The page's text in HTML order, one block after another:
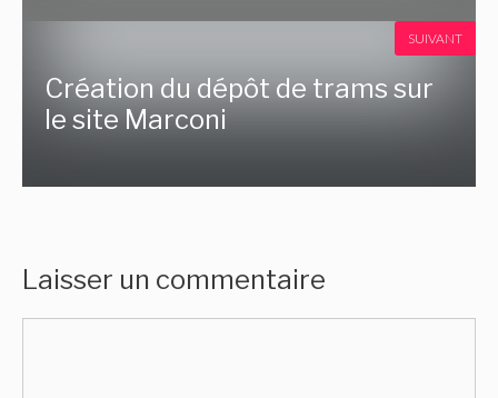
Création du dépôt de trams sur
le site Marconi
SUIVANT
Laisser un commentaire